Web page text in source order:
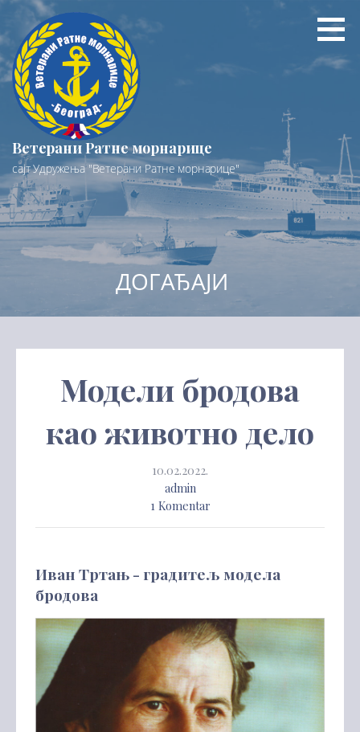
Preskoči
sadržaj
Ветерани Ратне морнарице
сајт Удружења "Ветерани Ратне морнарице"
ДОГАЂАЈИ
Модели бродова
као животно дело
10.02.2022.
admin
1 Komentar
Иван Тртањ - градитељ модела
бродова